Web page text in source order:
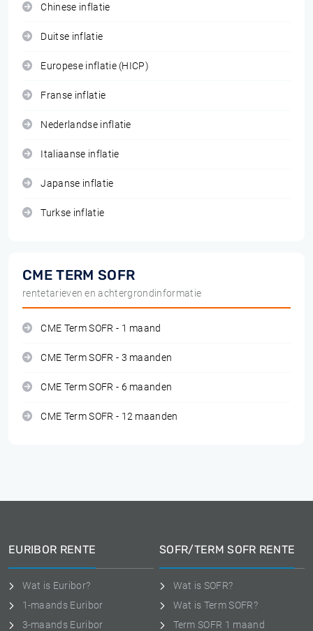
Chinese inflatie
Duitse inflatie
Europese inflatie (HICP)
Franse inflatie
Nederlandse inflatie
Italiaanse inflatie
Japanse inflatie
Turkse inflatie
CME TERM SOFR
rentetarieven en achtergrondinformatie
CME Term SOFR - 1 maand
CME Term SOFR - 3 maanden
CME Term SOFR - 6 maanden
CME Term SOFR - 12 maanden
EURIBOR RENTE
Wat is Euribor?
1-maands Euribor
3-maands Euribor
SOFR/TERM SOFR RENTE
Wat is SOFR?
Wat is Term SOFR?
Term SOFR 1 maand